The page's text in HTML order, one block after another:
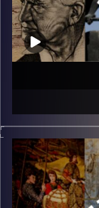
הקהילה
מרכז האש
רמי
דניאל, רכז תכנית אירופה במכון למחקרי ביטחון לאומי ה inss
האירופי,